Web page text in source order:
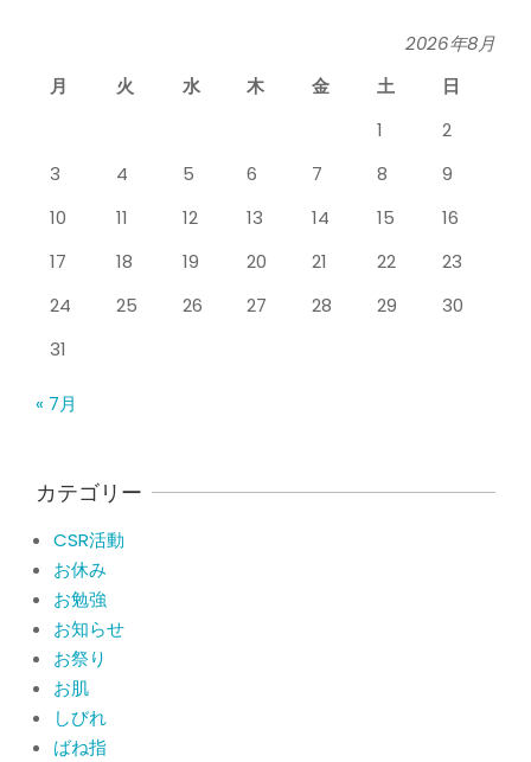
整
院
2026年5月26日
膝のお皿の下が痛くて運動できない！
たほうがいい？それとも温める？
By: 院長 山下 On: 2026年5月25日
をしても痛みが取れない膝痛で来院さ
れた患者さまの声
By: 院長 山下 On: 2026年5月23日
ジャンプやダッシュで膝のお皿の下が
By: 院長 山下 On: 2026年5月22日
2026年8月
月
火 水 木 金 土
日
1
2
3
4 5 6 7 8
9
10
11 12 13 14 15
16
17
18 19 20 21 22
23
24
25 26 27 28 29
30
31
« 7月
カテゴリー
CSR活動
お休み
お勉強
お知らせ
お祭り
お肌
しびれ
ばね指